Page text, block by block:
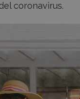
coronavirus.